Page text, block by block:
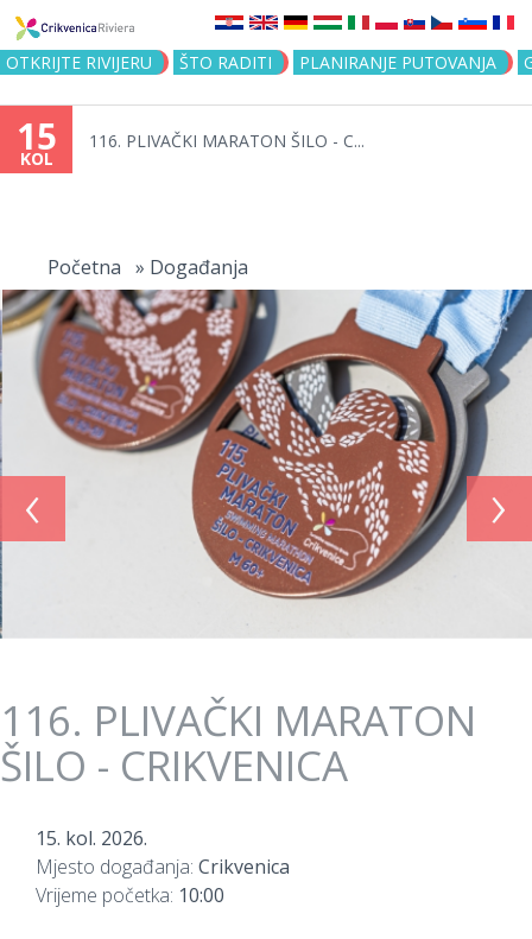
Jump to navigation
OTKRIJTE RIVIJERU ŠTO RADITI PLANIRANJE PUTOVANJA
15
KOL
116. PLIVAČKI MARATON ŠILO - C...
ovdje
Početna » Događanja
‹ ›
116. PLIVAČKI MARATON
ŠILO - CRIKVENICA
15. kol. 2026.
Mjesto događanja: Crikvenica
Vrijeme početka: 10:00